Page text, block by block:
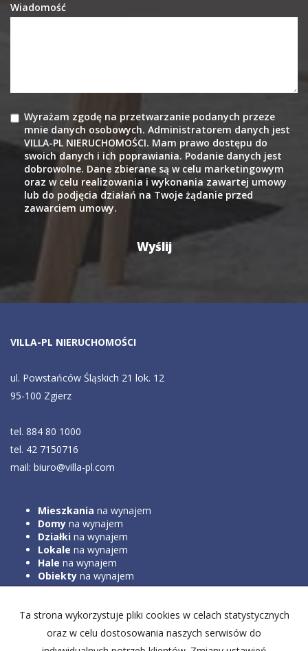
Wiadomość
Wyrażam zgodę na przetwarzanie podanych przeze
mnie danych osobowych. Administratorem danych jest
VILLA-PL NIERUCHOMOŚCI. Mam prawo dostępu do
swoich danych i ich poprawiania. Podanie danych jest
dobrowolne. Dane zbierane są w celu marketingowym
oraz w celu realizowania i wykonania zawartej umowy
lub do podjęcia działań na Twoje żądanie przed
zawarciem umowy.
VILLA-PL NIERUCHOMOŚCI
ul. Powstańców Śląskich 21 lok. 12
95-100 Zgierz
tel. 884 80 1000
tel. 42 7150716
mail: biuro@villa-pl.com
Mieszkania na wynajem
Domy na wynajem
Działki na wynajem
Lokale na wynajem
Hale na wynajem
Obiekty na wynajem
Mieszkaniana sprzedaż
Domyna sprzedaż
Ta strona wykorzystuje pliki cookies w celach statystycznych
oraz w celu dostosowania naszych serwisów do